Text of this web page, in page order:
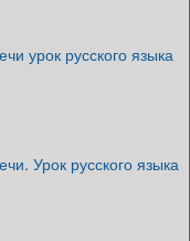
урок русского языка
Урок русского языка